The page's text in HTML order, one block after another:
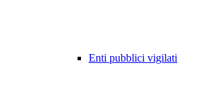
Enti pubblici vigilati